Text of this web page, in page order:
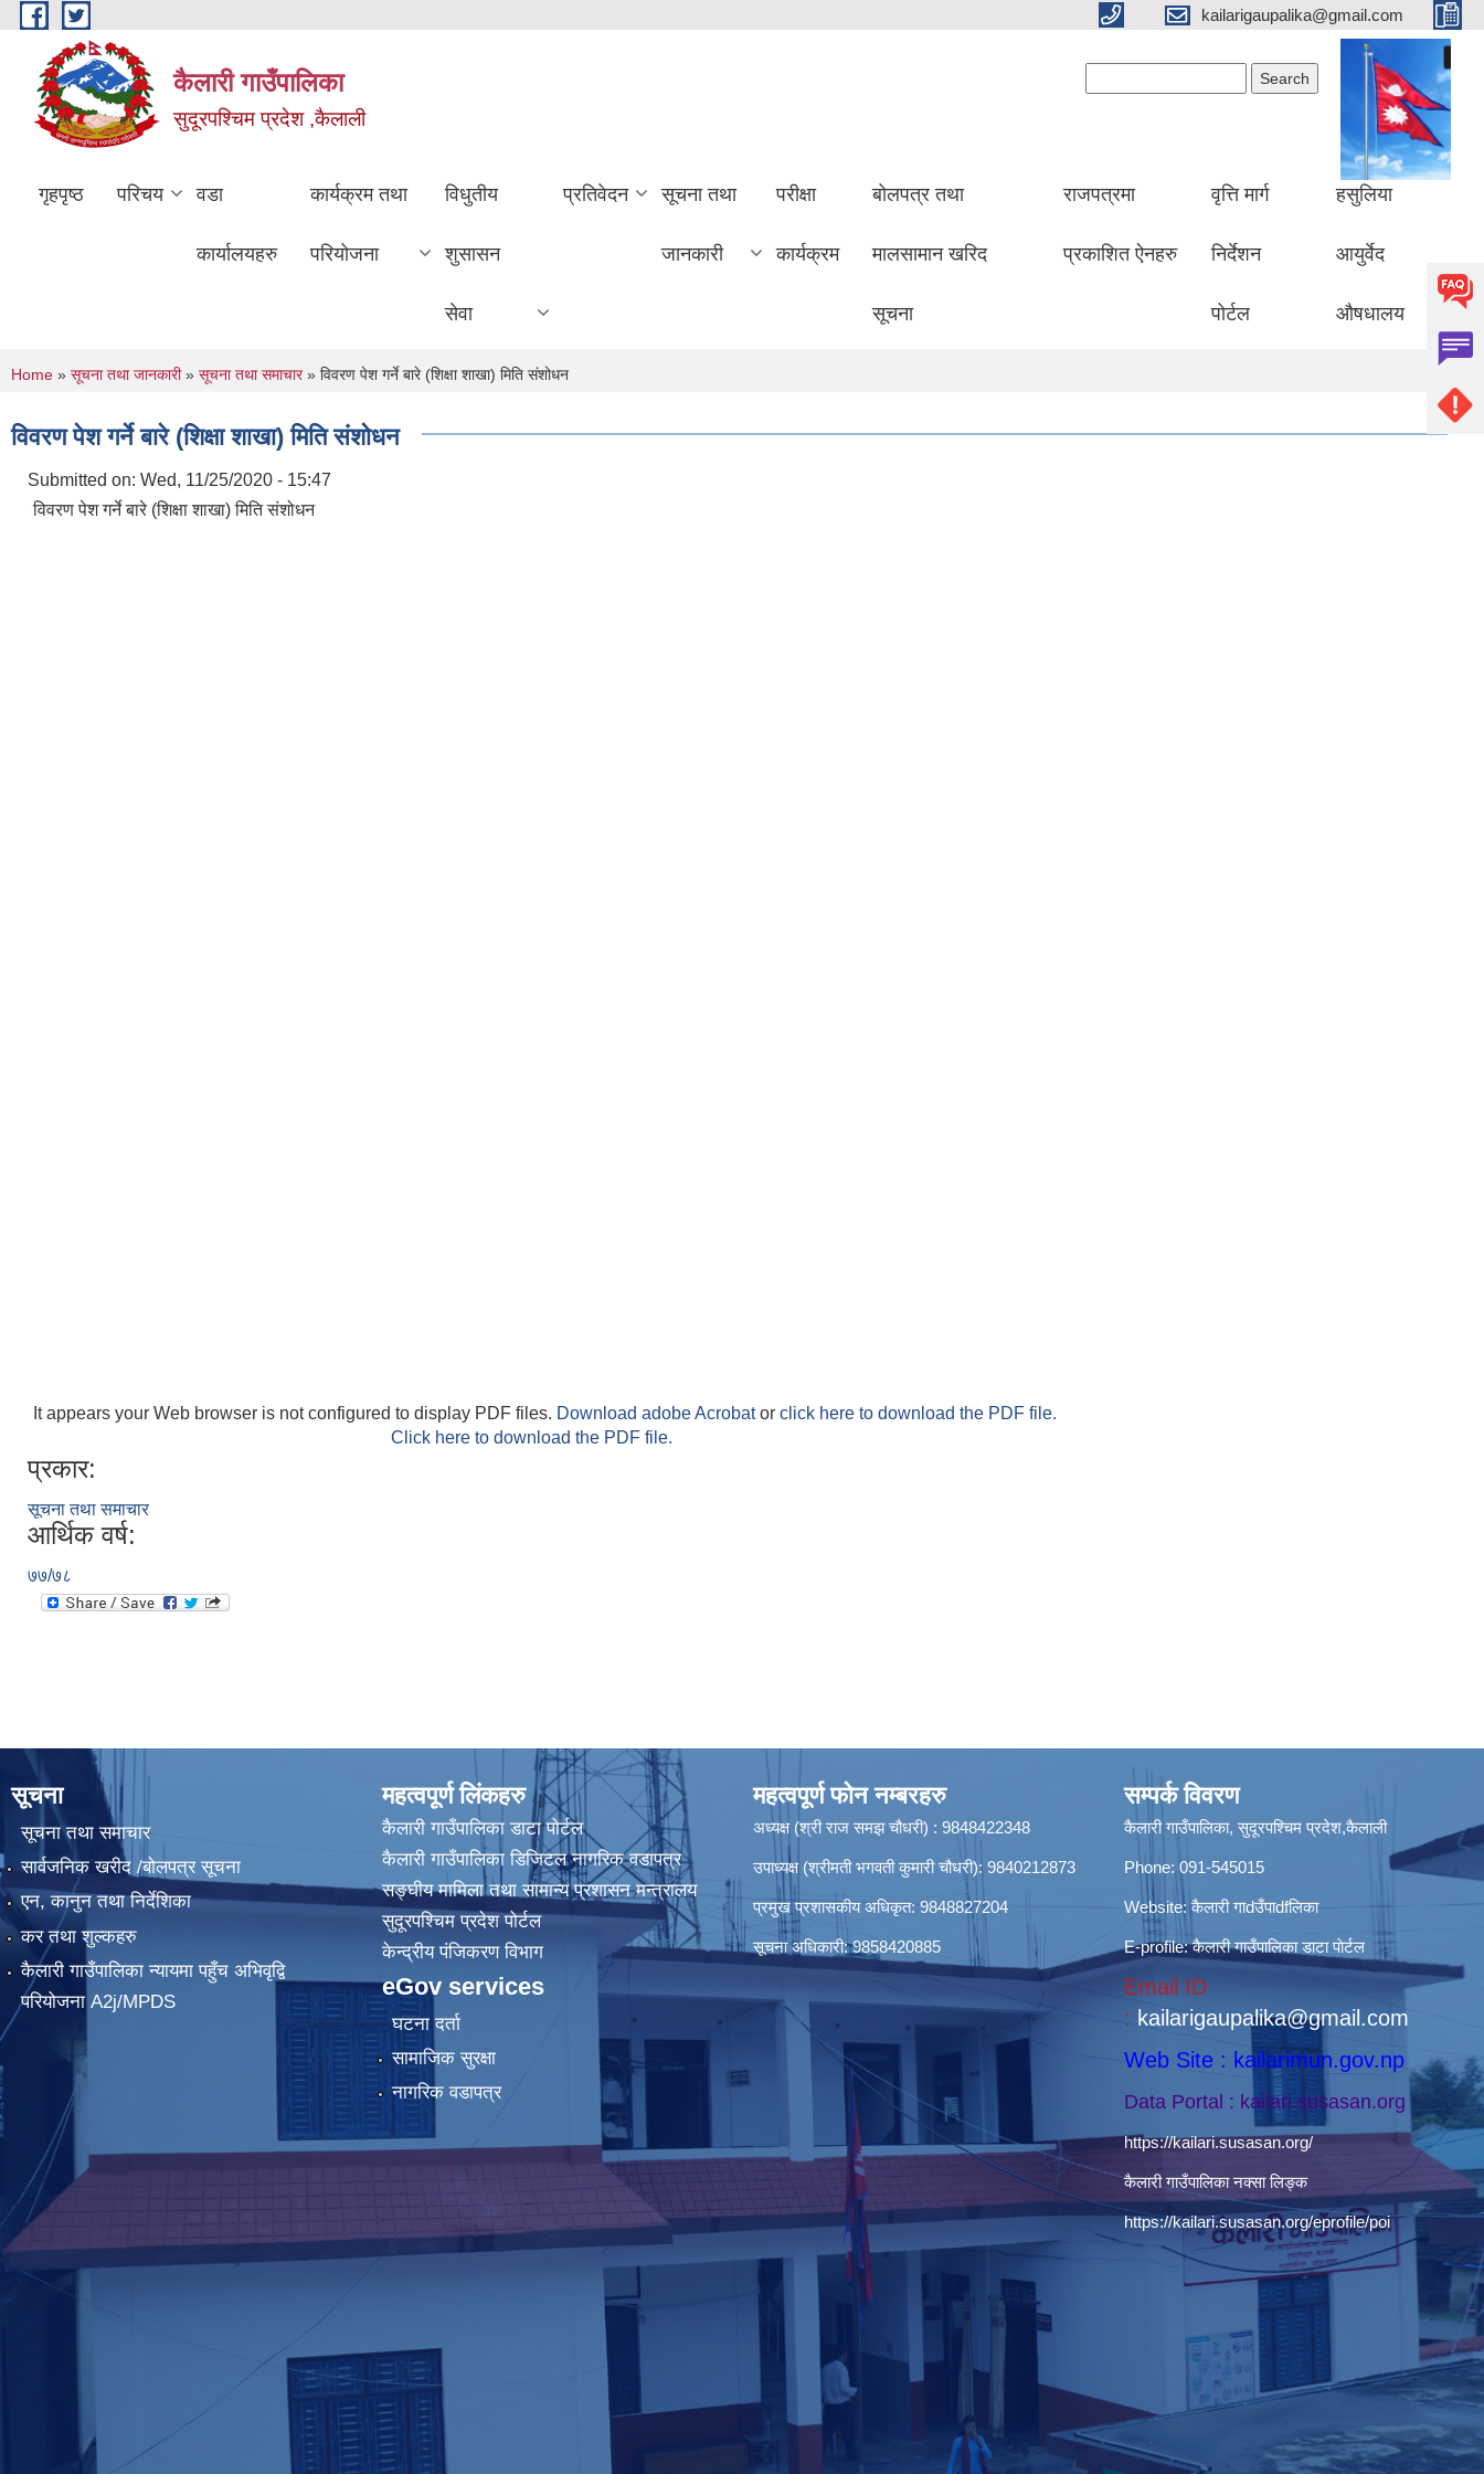
Skip to main content kailarigaupalika@gmail.com
कैलारी गाउँपालिका
सुदूरपश्चिम प्रदेश ,कैलाली
गृहपृष्ठ परिचय वडा
कार्यालयहरु
कार्यक्रम तथा
परियोजना
विधुतीय
शुसासन
सेवा
प्रतिवेदन सूचना तथा
जानकारी
परीक्षा
कार्यक्रम
बोलपत्र तथा
मालसामान खरिद
सूचना
राजपत्रमा
प्रकाशित ऐनहरु
वृत्ति मार्ग
निर्देशन
पोर्टल
हसुलिया
आयुर्वेद
औषधालय
You are here
Home » सूचना तथा जानकारी» सूचना तथा समाचार» विवरण पेश गर्ने बारे (शिक्षा शाखा) मिति संशोधन
विवरण पेश गर्ने बारे (शिक्षा शाखा) मिति संशोधन
Submitted on: Wed, 11/25/2020 - 15:47
विवरण पेश गर्ने बारे (शिक्षा शाखा) मिति संशोधन
It appears your Web browser is not configured to display PDF files. Download adobe Acrobator click here to download the PDF file.
Click here to download the PDF file.
प्रकार:
सूचना तथा समाचार
आर्थिक वर्ष:
७७/७८
सूचना
सूचना तथा समाचार
सार्वजनिक खरीद /बोलपत्र सूचना
एन, कानुन तथा निर्देशिका
कर तथा शुल्कहरु
कैलारी गाउँपालिका न्यायमा पहुँच अभिवृद्वि
परियोजना A2j/MPDS
महत्वपूर्ण लिंकहरु
कैलारी गाउँपालिका डाटा पाेर्टल
कैलारी गाउँपालिका डिजिटल नागरिक वडापत्र
सङ्घीय मामिला तथा सामान्य प्रशासन मन्त्रालय
सुदूरपश्चिम प्रदेश पोर्टल
केन्द्रीय प‌ंजिकरण विभाग
eGov services
घटना दर्ता
सामाजिक सुरक्षा
नागरिक वडापत्र
महत्वपूर्ण फोन नम्बरहरु
अध्यक्ष (श्री राज समझ चौधरी) : 9848422348
उपाध्यक्ष (श्रीमती भगवती कुमारी चौधरी): 9840212873
प्रमुख प्रशासकीय अधिकृत: 9848827204
सूचना अधिकारी: 9858420885
सम्पर्क विवरण
कैलारी गाउँपालिका, सुदूरपश्चिम प्रदेश,कैलाली
Phone: 091-545015
Website:कैलारी गाdउँपाdfलिका
E-profile:कैलारी गाउँपालिका डाटा पाेर्टल
Email ID
: kailarigaupalika@gmail.com
Web Site : kailarimun.gov.np
Data Portal : kailari.susasan.org
https://kailari.susasan.org/
कैलारी गाउँपालिका नक्सा लिङ्क
https://kailari.susasan.org/eprofile/poi